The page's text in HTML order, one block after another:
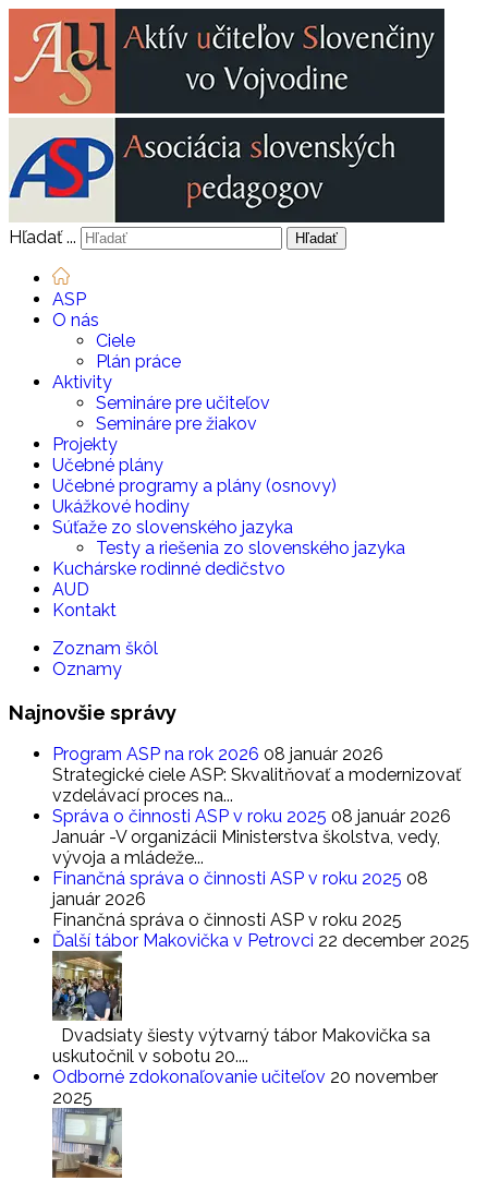
Hľadať ... Hľadať
ASP
O nás
Ciele
Plán práce
Aktivity
Semináre pre učiteľov
Semináre pre žiakov
Projekty
Učebné plány
Učebné programy a plány (osnovy)
Ukážkové hodiny
Súťaže zo slovenského jazyka
Testy a riešenia zo slovenského jazyka
Kuchárske rodinné dedičstvo
AUD
Kontakt
Zoznam škôl
Oznamy
Najnovšie správy
Program ASP na rok 2026 08 január 2026
Strategické ciele ASP: Skvalitňovať a modernizovať
vzdelávací proces na...
Správa o činnosti ASP v roku 2025 08 január 2026
Január -V organizácii Ministerstva školstva, vedy,
vývoja a mládeže...
Finančná správa o činnosti ASP v roku 2025 08
január 2026
Finančná správa o činnosti ASP v roku 2025
Ďalší tábor Makovička v Petrovci 22 december 2025
Dvadsiaty šiesty výtvarný tábor Makovička sa
uskutočnil v sobotu 20....
Odborné zdokonaľovanie učiteľov 20 november
2025